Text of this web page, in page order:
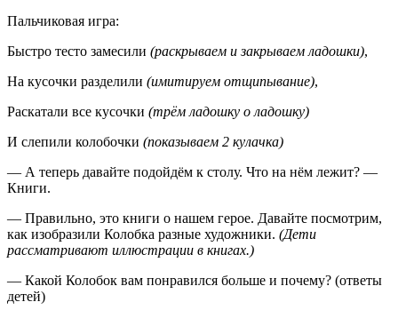
Пальчиковая игра:
Быстро тесто замесили (раскрываем и закрываем ладошки),
На кусочки разделили (имитируем отщипывание),
Раскатали все кусочки (трём ладошку о ладошку)
И слепили колобочки (показываем 2 кулачка)
— А теперь давайте подойдём к столу. Что на нём лежит? —
Книги.
— Правильно, это книги о нашем герое. Давайте посмотрим,
как изобразили Колобка разные художники. (Дети
рассматривают иллюстрации в книгах.)
— Какой Колобок вам понравился больше и почему? (ответы
детей)